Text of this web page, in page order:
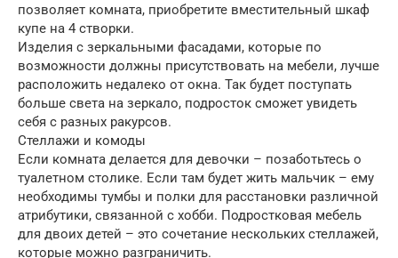
позволяет комната, приобретите вместительный шкаф
купе на 4 створки.
Изделия с зеркальными фасадами, которые по
возможности должны присутствовать на мебели, лучше
расположить недалеко от окна. Так будет поступать
больше света на зеркало, подросток сможет увидеть
себя с разных ракурсов.
Стеллажи и комоды
Если комната делается для девочки – позаботьтесь о
туалетном столике. Если там будет жить мальчик – ему
необходимы тумбы и полки для расстановки различной
атрибутики, связанной с хобби. Подростковая мебель
для двоих детей – это сочетание нескольких стеллажей,
которые можно разграничить.